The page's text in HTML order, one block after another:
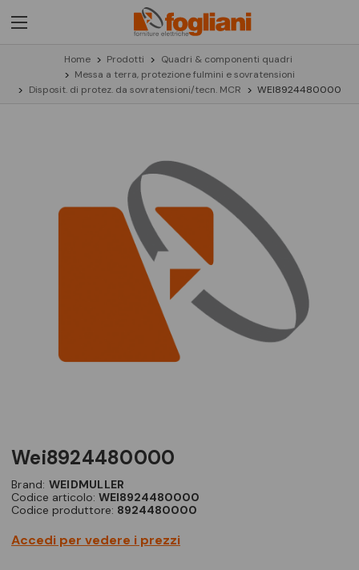
Home Prodotti
Quadri & componenti quadri
Messa a terra, protezione fulmini e sovratensioni
Disposit. di protez. da sovratensioni/tecn. MCR
WEI8924480000
wei8924480000
Brand: WEIDMULLER
Codice articolo: WEI8924480000
Codice produttore: 8924480000
Accedi per vedere i prezzi